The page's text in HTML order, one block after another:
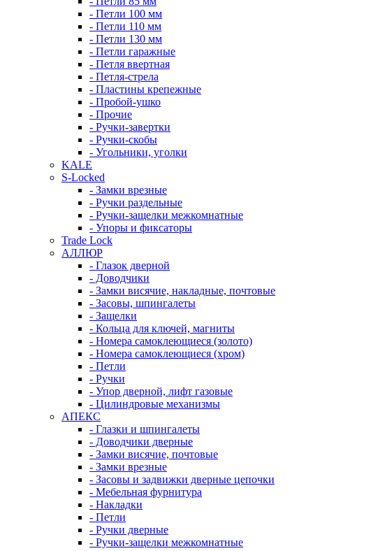
- Петли 100 мм
- Петли 110 мм
- Петли 130 мм
- Петли гаражные
- Петля ввертная
- Петля-стрела
- Пластины крепежные
- Пробой-ушко
- Прочие
- Ручки-завертки
- Ручки-скобы
- Угольники, уголки
KALE
S-Locked
- Замки врезные
- Ручки раздельные
- Ручки-защелки межкомнатные
- Упоры и фиксаторы
Trade Lock
АЛЛЮР
- Глазок дверной
- Доводчики
- Замки висячие, накладные, почтовые
- Засовы, шпингалеты
- Защелки
- Кольца для ключей, магниты
- Номера самоклеющиеся (золото)
- Номера самоклеющиеся (хром)
- Петли
- Ручки
- Упор дверной, лифт газовые
- Цилиндровые механизмы
АПЕКС
- Глазки и шпингалеты
- Доводчики дверные
- Замки висячие, почтовые
- Замки врезные
- Засовы и задвижки дверные цепочки
- Мебельная фурнитура
- Накладки
- Петли
- Ручки дверные
- Ручки-защелки межкомнатные